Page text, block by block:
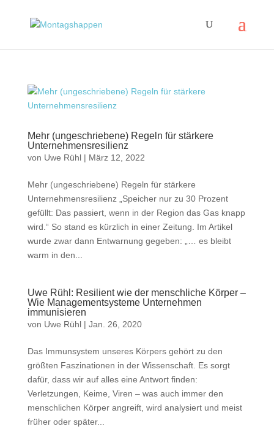
Mehr (ungeschriebene) Regeln für stärkere
Unternehmensresilienz
von Uwe Rühl| März 12, 2022
Mehr (ungeschriebene) Regeln für stärkere
Unternehmensresilienz „Speicher nur zu 30 Prozent
gefüllt: Das passiert, wenn in der Region das Gas knapp
wird.“ So stand es kürzlich in einer Zeitung. Im Artikel
wurde zwar dann Entwarnung gegeben: „… es bleibt
warm in den...
Uwe Rühl: Resilient wie der menschliche Körper –
Wie Managementsysteme Unternehmen
immunisieren
von Uwe Rühl| Jan. 26, 2020
Das Immunsystem unseres Körpers gehört zu den
größten Faszinationen in der Wissenschaft. Es sorgt
dafür, dass wir auf alles eine Antwort finden:
Verletzungen, Keime, Viren – was auch immer den
menschlichen Körper angreift, wird analysiert und meist
früher oder später...